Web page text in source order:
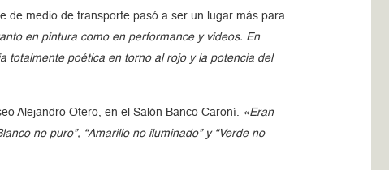
de medio de transporte pasó a ser un lugar más para
en pintura como en performance y videos. En
totalmente poética en torno al rojo y la potencia del
Alejandro Otero, en el Salón Banco Caroní.
«Eran
no puro”, “Amarillo no iluminado” y “Verde no